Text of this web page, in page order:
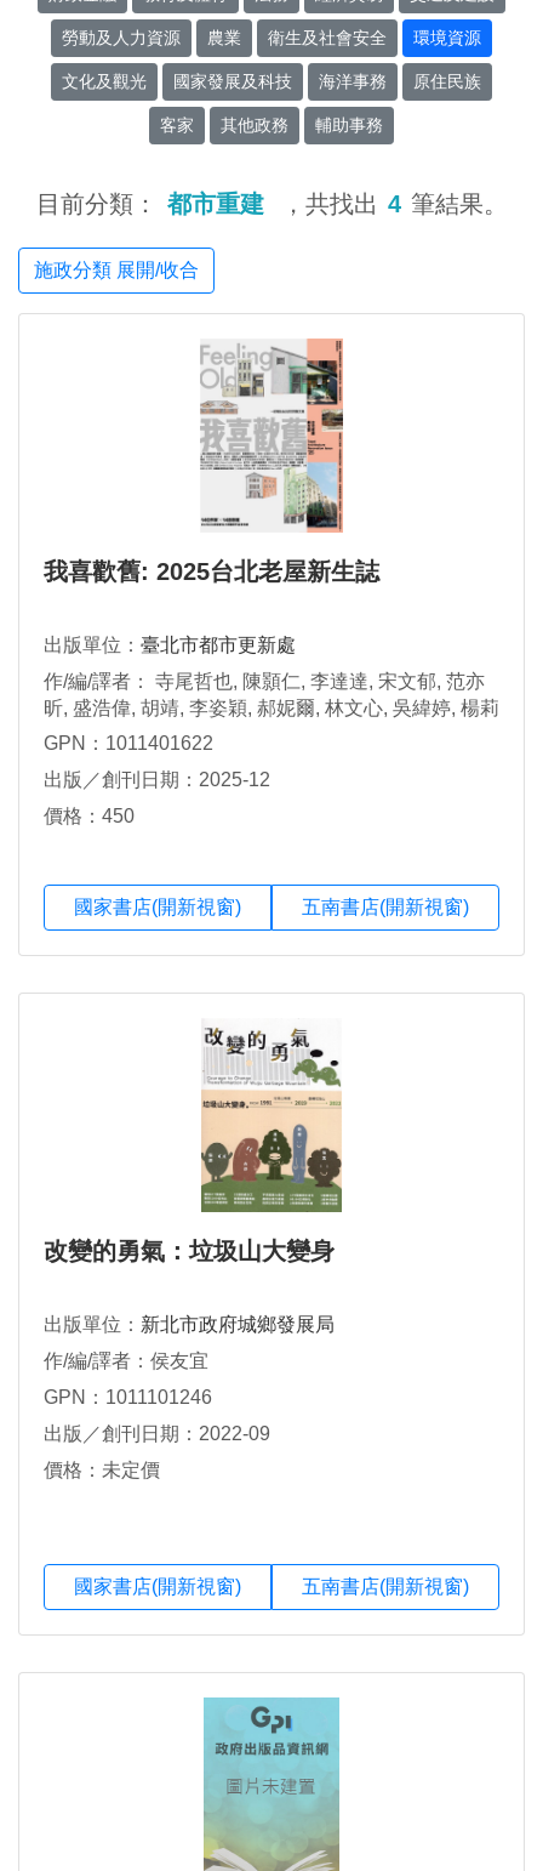
勞動及人力資源 農業 衛生及社會安全 環境資源
文化及觀光 國家發展及科技 海洋事務 原住民族
客家 其他政務 輔助事務
目前分類： 都市重建 ，共找出 4 筆結果。
施政分類 展開/收合
我喜歡舊: 2025台北老屋新生誌
出版單位： 臺北市都市更新處
作/編/譯者： 寺尾哲也, 陳顥仁, 李達達, 宋文郁, 范亦
昕, 盛浩偉, 胡靖, 李姿穎, 郝妮爾, 林文心, 吳緯婷, 楊莉
敏, 白樵, 蕭詒徽
GPN：1011401622
出版／創刊日期：2025-12
價格：450
國家書店(開新視窗) 五南書店(開新視窗)
改變的勇氣：垃圾山大變身
出版單位： 新北市政府城鄉發展局
作/編/譯者：侯友宜
GPN：1011101246
出版／創刊日期：2022-09
價格：未定價
國家書店(開新視窗) 五南書店(開新視窗)